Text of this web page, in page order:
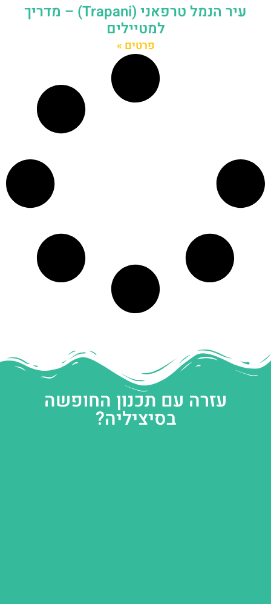
עיר הנמל טרפאני (Trapani) – מדריך
למטיילים
פרטים »
עזרה עם תכנון החופשה
בסיציליה?